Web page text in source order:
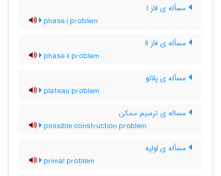
مسأله ی فاز I
phase i problem
مسأله ی فاز II
phase ii problem
مسأله ی پلاتو
plateau problem
مساله ی ترسیم ممکن
possible construction problem
مسأله ی اولیه
primal problem